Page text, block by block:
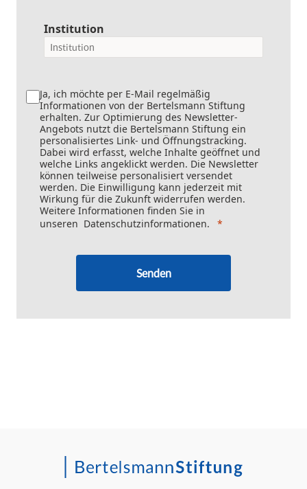
Institution
Ja, ich möchte per E-Mail regelmäßig
Informationen von der Bertelsmann Stiftung
erhalten. Zur Optimierung des Newsletter-
Angebots nutzt die Bertelsmann Stiftung ein
personalisiertes Link- und Öffnungstracking.
Dabei wird erfasst, welche Inhalte geöffnet und
welche Links angeklickt werden. Die Newsletter
können teilweise personalisiert versendet
werden. Die Einwilligung kann jederzeit mit
Wirkung für die Zukunft widerrufen werden.
Weitere Informationen finden Sie in
unseren Datenschutzinformationen.
Senden